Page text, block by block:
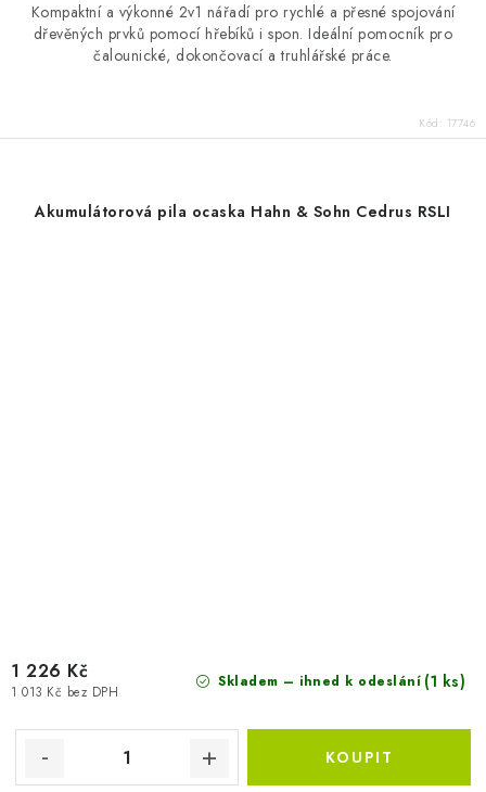
Kompaktní a výkonné 2v1 nářadí pro rychlé a přesné spojování
dřevěných prvků pomocí hřebíků i spon. Ideální pomocník pro
čalounické, dokončovací a truhlářské práce.
Kód: 17746
Akumulátorová pila ocaska Hahn & Sohn Cedrus RSLI
Skladem – ihned k odeslání (1 ks)
1 013 Kč bez DPH
1 226 Kč